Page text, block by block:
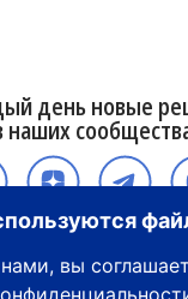
день новые
наших
вы